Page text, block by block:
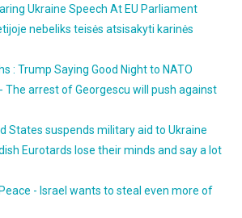
Ukraine Speech At EU Parliament
nebeliks teisės atsisakyti karinės
: Trump Saying Good Night to NATO
The arrest of Georgescu will push against
States suspends military aid to Ukraine
Eurotards lose their minds and say a lot
- Israel wants to steal even more of